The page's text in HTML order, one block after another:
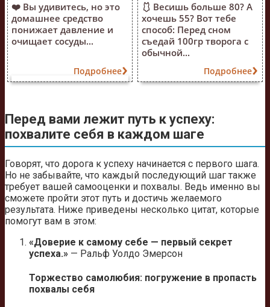
❤️ Вы удивитесь, но это
домашнее средство
понижает давление и
очищает сосуды...
Подробнее
🩱 Весишь больше 80? А
хочешь 55? Вот тебе
способ: Перед сном
съедай 100гр творога с
обычной...
Подробнее
Перед вами лежит путь к успеху:
похвалите себя в каждом шаге
Говорят, что дорога к успеху начинается с первого шага.
Но не забывайте, что каждый последующий шаг также
требует вашей самооценки и похвалы. Ведь именно вы
сможете пройти этот путь и достичь желаемого
результата. Ниже приведены несколько цитат, которые
помогут вам в этом:
«Доверие к самому себе — первый секрет
успеха.» — Ральф Уолдо Эмерсон
Торжество самолюбия: погружение в пропасть
похвалы себя